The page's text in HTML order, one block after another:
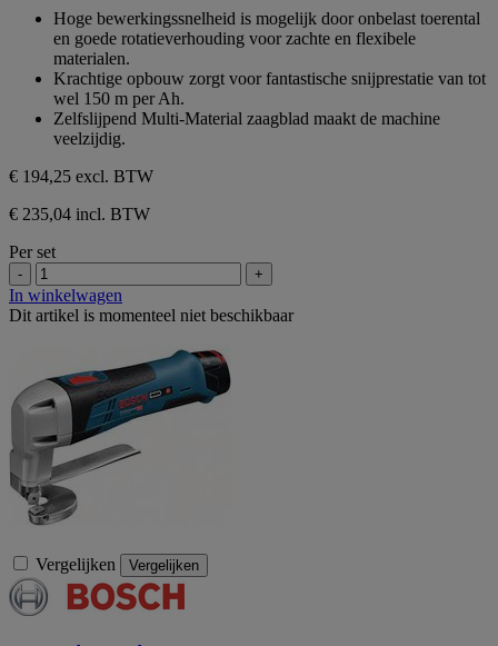
sterren.
Hoge bewerkingssnelheid is mogelijk door onbelast toerental
en goede rotatieverhouding voor zachte en flexibele
materialen.
Krachtige opbouw zorgt voor fantastische snijprestatie van tot
wel 150 m per Ah.
Zelfslijpend Multi-Material zaagblad maakt de machine
veelzijdig.
€ 194,25 excl. BTW
€ 235,04 incl. BTW
Per set
- +
In winkelwagen
Dit artikel is momenteel niet beschikbaar
Vergelijken Vergelijken